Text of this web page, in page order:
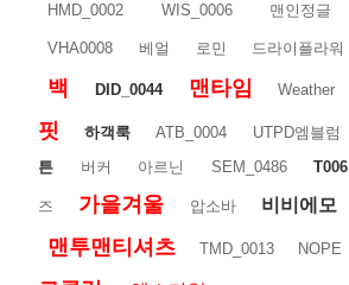
HMD_0002 WIS_0006 맨인정글
VHA0008 베얼 로민 드라이플라워
백 DID_0044 맨타임 Weather
핏
하객룩 ATB_0004 UTPD엠블럼
튼
버커 아르닌 SEM_0486 T006
즈 가을겨울 압소바 비비에모
맨투맨티셔츠 TMD_0013 NOPE